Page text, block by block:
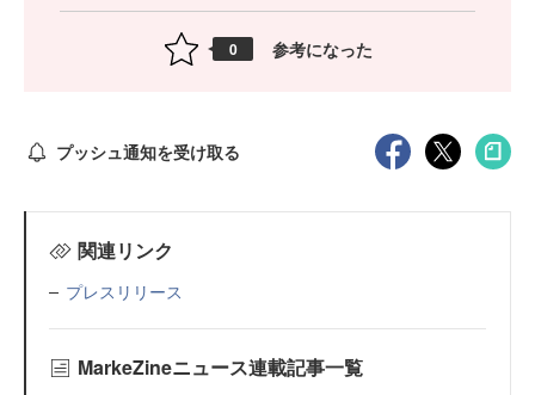
0 参考になった
プッシュ通知を受け取る
関連リンク
プレスリリース
MarkeZineニュース連載記事一覧